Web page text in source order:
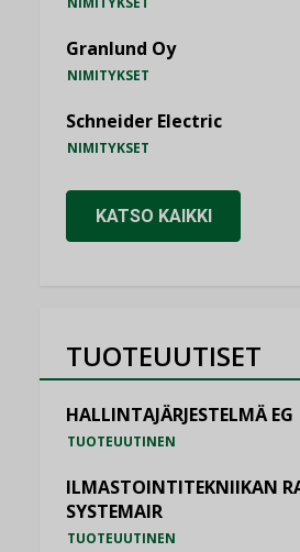
Granlund Oy
NIMITYKSET
Schneider Electric
NIMITYKSET
KATSO KAIKKI
TUOTEUUTISET
HALLINTAJÄRJESTELMÄ EG
TUOTEUUTINEN
ILMASTOINTITEKNIIKAN
SYSTEMAIR
TUOTEUUTINEN